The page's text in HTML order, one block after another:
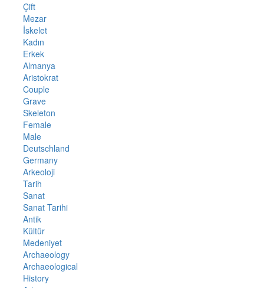
Çift
Mezar
İskelet
Kadın
Erkek
Almanya
Aristokrat
Couple
Grave
Skeleton
Female
Male
Deutschland
Germany
Arkeoloji
Tarih
Sanat
Sanat Tarihi
Antik
Kültür
Medeniyet
Archaeology
Archaeological
History